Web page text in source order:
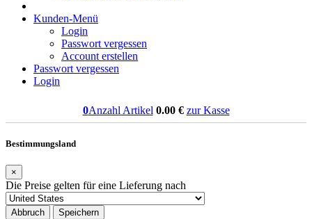
Kunden-Menü
Login
Passwort vergessen
Account erstellen
Passwort vergessen
Login
0Anzahl Artikel 0.00€ zur Kasse
Bestimmungsland
×
Die Preise gelten für eine Lieferung nach
Abbruch Speichern